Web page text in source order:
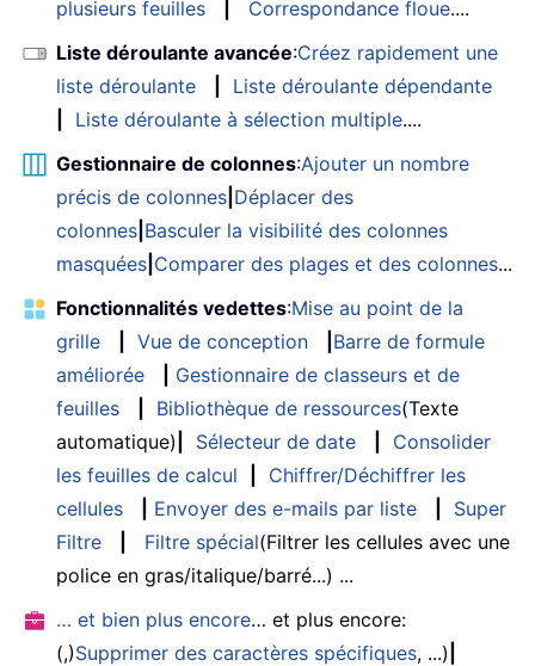
plusieurs feuilles
Correspondance floue....
Liste déroulante avancée:Créez rapidement une
liste déroulante
Liste déroulante dépendante
Liste déroulante à sélection multiple....
Gestionnaire de colonnes:Ajouter un nombre
précis de colonnes Déplacer des
colonnes Basculer la visibilité des colonnes
masquées Comparer des plages et des colonnes...
Fonctionnalités vedettes:Mise au point de la
grille
Vue de conception
Barre de formule
améliorée
Gestionnaire de classeurs et de
feuilles
Bibliothèque de ressources(Texte
automatique)
Sélecteur de date
Consolider
les feuilles de calcul
Chiffrer/Déchiffrer les
cellules
Envoyer des e-mails par liste
Super
Filtre
Filtre spécial(Filtrer les cellules avec une
police en gras/italique/barré...) ...
… et bien plus encore… et plus encore:
(,)Supprimer des caractères spécifiques, ...)